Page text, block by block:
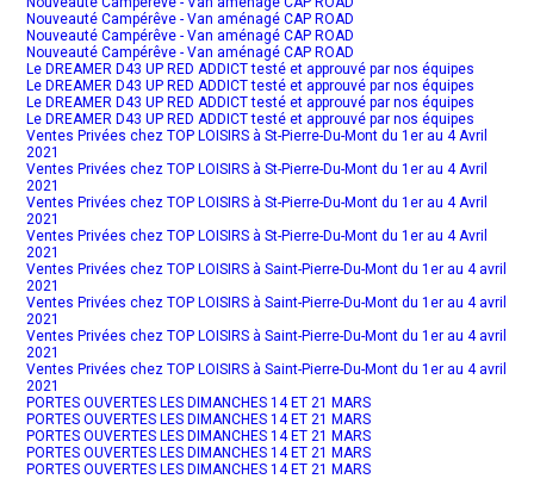
Nouveauté Campérêve - Van aménagé CAP ROAD
Nouveauté Campérêve - Van aménagé CAP ROAD
Nouveauté Campérêve - Van aménagé CAP ROAD
Le DREAMER D43 UP RED ADDICT testé et approuvé par nos équipes
Le DREAMER D43 UP RED ADDICT testé et approuvé par nos équipes
Le DREAMER D43 UP RED ADDICT testé et approuvé par nos équipes
Le DREAMER D43 UP RED ADDICT testé et approuvé par nos équipes
Ventes Privées chez TOP LOISIRS à St-Pierre-Du-Mont du 1er au 4 Avril
2021
Ventes Privées chez TOP LOISIRS à St-Pierre-Du-Mont du 1er au 4 Avril
2021
Ventes Privées chez TOP LOISIRS à St-Pierre-Du-Mont du 1er au 4 Avril
2021
Ventes Privées chez TOP LOISIRS à St-Pierre-Du-Mont du 1er au 4 Avril
2021
Ventes Privées chez TOP LOISIRS à Saint-Pierre-Du-Mont du 1er au 4 avril
2021
Ventes Privées chez TOP LOISIRS à Saint-Pierre-Du-Mont du 1er au 4 avril
2021
Ventes Privées chez TOP LOISIRS à Saint-Pierre-Du-Mont du 1er au 4 avril
2021
Ventes Privées chez TOP LOISIRS à Saint-Pierre-Du-Mont du 1er au 4 avril
2021
PORTES OUVERTES LES DIMANCHES 14 ET 21 MARS
PORTES OUVERTES LES DIMANCHES 14 ET 21 MARS
PORTES OUVERTES LES DIMANCHES 14 ET 21 MARS
PORTES OUVERTES LES DIMANCHES 14 ET 21 MARS
PORTES OUVERTES LES DIMANCHES 14 ET 21 MARS